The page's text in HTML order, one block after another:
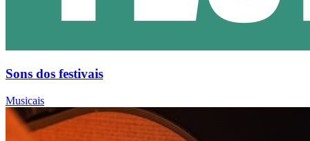
Sons dos festivais
Musicais